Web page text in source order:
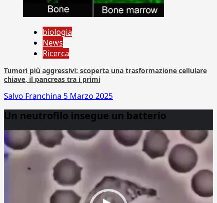
biologia
News
Ricerca
Tumori più aggressivi: scoperta una trasformazione cellulare
chiave, il pancreas tra i primi
Salvo Franchina 5 Marzo 2025
Un neutrofilo insegue un batterio
Player